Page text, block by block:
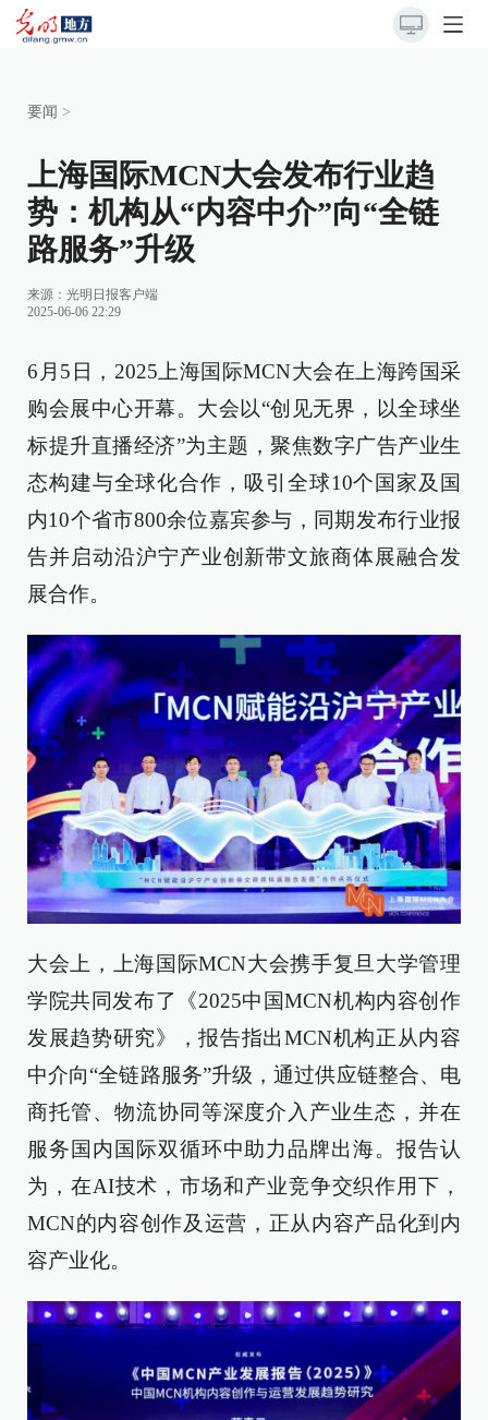
要闻 >
上海国际MCN大会发布行业趋
势：机构从“内容中介”向“全链
路服务”升级
来源： 光明日报客户端
2025-06-06 22:29
6月5日，2025上海国际MCN大会在上海跨国采
购会展中心开幕。大会以“创见无界，以全球坐
标提升直播经济”为主题，聚焦数字广告产业生
态构建与全球化合作，吸引全球10个国家及国
内10个省市800余位嘉宾参与，同期发布行业报
告并启动沿沪宁产业创新带文旅商体展融合发
展合作。
大会上，上海国际MCN大会携手复旦大学管理
学院共同发布了《2025中国MCN机构内容创作
发展趋势研究》，报告指出MCN机构正从内容
中介向“全链路服务”升级，通过供应链整合、电
商托管、物流协同等深度介入产业生态，并在
服务国内国际双循环中助力品牌出海。报告认
为，在AI技术，市场和产业竞争交织作用下，
MCN的内容创作及运营，正从内容产品化到内
容产业化。